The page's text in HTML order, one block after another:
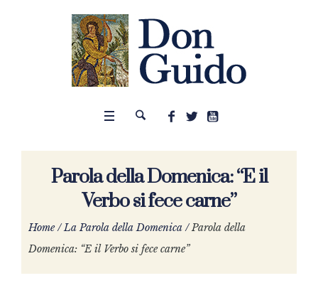
Parola della Domenica: “E il
Verbo si fece carne”
Home /La Parola della Domenica /Parola della
Domenica: “E il Verbo si fece carne”